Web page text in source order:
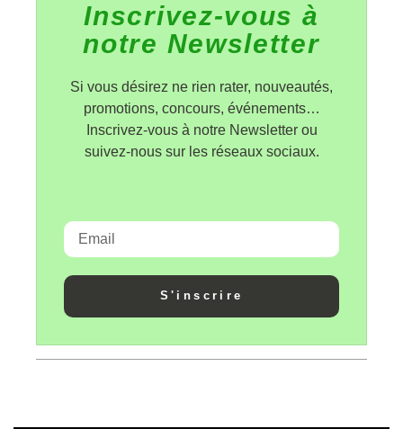
Inscrivez-vous à
notre Newsletter
Si vous désirez ne rien rater, nouveautés,
promotions, concours, événements…
Inscrivez-vous à notre Newsletter ou
suivez-nous sur les réseaux sociaux.
S'inscrire